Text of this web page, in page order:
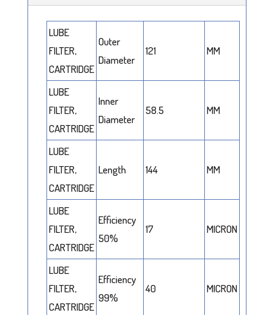
LUBE
FILTER,
CARTRIDGE
Outer
Diameter
121 MM
LUBE
FILTER,
CARTRIDGE
Inner
Diameter
58.5 MM
LUBE
FILTER,
CARTRIDGE
Length 144 MM
LUBE
FILTER,
CARTRIDGE
Efficiency
50%
17 MICRON
LUBE
FILTER,
CARTRIDGE
Efficiency
99%
40 MICRON